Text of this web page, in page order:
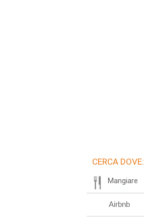
CERCA DOVE:
Mangiare
Airbnb